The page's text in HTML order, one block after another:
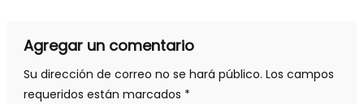
Agregar un comentario
Su dirección de correo no se hará público. Los campos
requeridos están marcados *